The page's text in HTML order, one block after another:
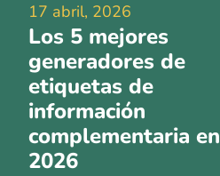
17 abril, 2026
Los 5 mejores
generadores de
etiquetas de
información
complementaria en
2026
Recursos
Términos y condiciones
Política de privacidad